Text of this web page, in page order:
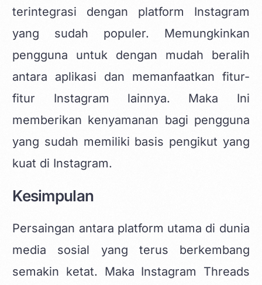
terintegrasi dengan platform Instagram
yang sudah populer. Memungkinkan
pengguna untuk dengan mudah beralih
antara aplikasi dan memanfaatkan fitur-
fitur Instagram lainnya. Maka Ini
memberikan kenyamanan bagi pengguna
yang sudah memiliki basis pengikut yang
kuat di Instagram.
Kesimpulan
Persaingan antara platform utama di dunia
media sosial yang terus berkembang
semakin ketat. Maka Instagram Threads